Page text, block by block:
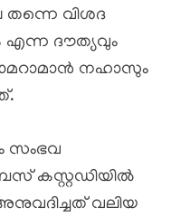
തന്നെ വിശദ
എന്ന ദൗത്യവും
നഹാസും
സംഭവ
കസ്റ്റഡിയിൽ
വലിയ